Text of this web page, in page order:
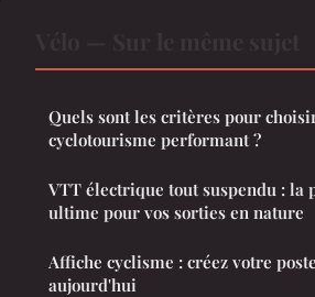
Quels sont les critères pour
cyclotourisme performant ?
VTT électrique tout suspendu : la
ultime pour vos sorties en nature
Affiche cyclisme : créez votre
aujourd'hui